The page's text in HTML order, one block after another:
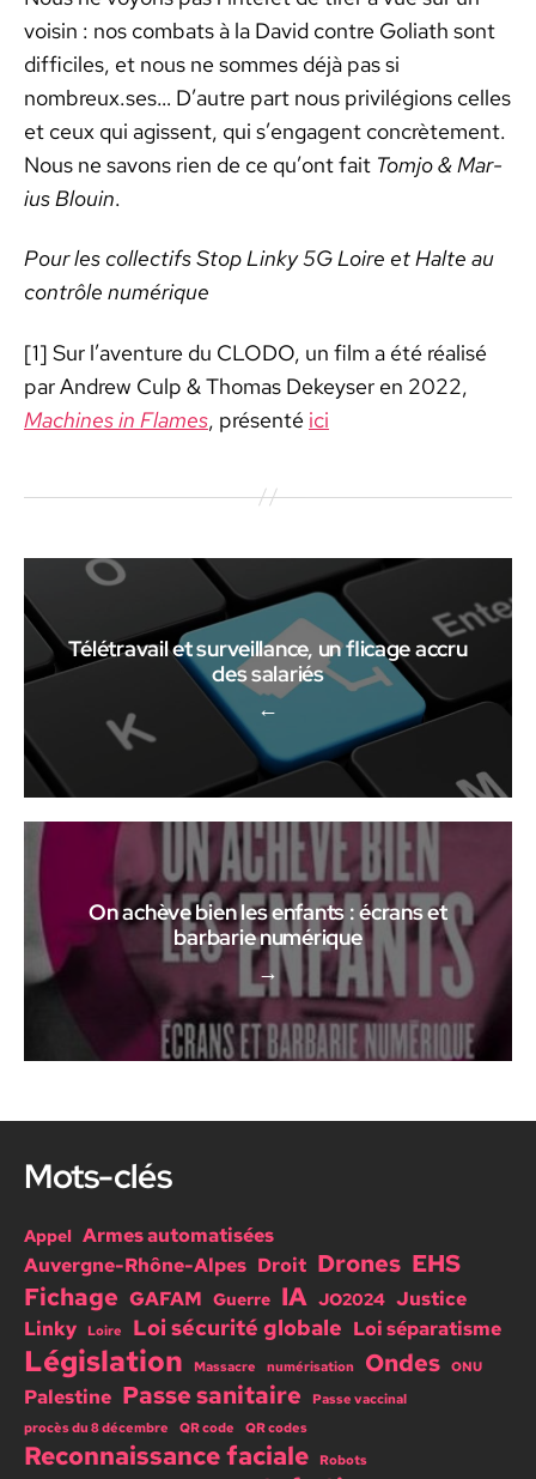
voisin : nos com­bats à la David con­tre Goliath sont
dif­fi­ciles, et nous ne sommes déjà pas si
nombreux.ses… D’autre part nous priv­ilé­gions celles
et ceux qui agis­sent, qui s’en­ga­gent con­crète­ment.
Nous ne savons rien de ce qu’ont fait Tomjo & Mar­
ius Blouin.
Pour les col­lec­tifs Stop Linky 5G Loire et Halte au
con­trôle numérique
[1] Sur l’aven­ture du CLODO, un film a été réal­isé
par Andrew Culp & Thomas Dekeyser en 2022,
Machines in Flames, présen­té ici
←
Télétravail et surveillance, un flicage accru
des salariés
→
On achève bien les enfants : écrans et
barbarie numérique
Mots-clés
Appel Armes automatisées
Auvergne-Rhône-Alpes Droit Drones EHS
Fichage GAFAM Guerre IA JO2024 Justice
Linky
Loire Loi sécurité globale Loi séparatisme
Législation Massacre numérisation Ondes ONU
Palestine Passe sanitaire
Passe vaccinal
procès du 8 décembre
QR code QR codes
Reconnaissance faciale Robots